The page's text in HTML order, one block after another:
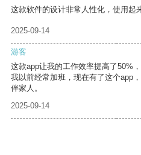
这款软件的设计非常人性化，使用起
2025-09-14
游客
这款app让我的工作效率提高了50%
我以前经常加班，现在有了这个app
伴家人。
2025-09-14